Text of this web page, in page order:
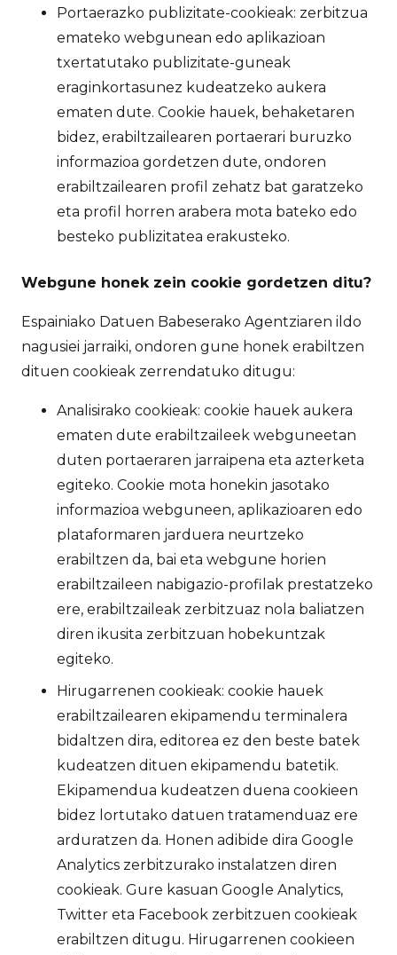
Portaerazko publizitate-cookieak: zerbitzua
emateko webgunean edo aplikazioan
txertatutako publizitate-guneak
eraginkortasunez kudeatzeko aukera
ematen dute. Cookie hauek, behaketaren
bidez, erabiltzailearen portaerari buruzko
informazioa gordetzen dute, ondoren
erabiltzailearen profil zehatz bat garatzeko
eta profil horren arabera mota bateko edo
besteko publizitatea erakusteko.
Webgune honek zein cookie gordetzen ditu?
Espainiako Datuen Babeserako Agentziaren ildo
nagusiei jarraiki, ondoren gune honek erabiltzen
dituen cookieak zerrendatuko ditugu:
Analisirako cookieak: cookie hauek aukera
ematen dute erabiltzaileek webguneetan
duten portaeraren jarraipena eta azterketa
egiteko. Cookie mota honekin jasotako
informazioa webguneen, aplikazioaren edo
plataformaren jarduera neurtzeko
erabiltzen da, bai eta webgune horien
erabiltzaileen nabigazio-profilak prestatzeko
ere, erabiltzaileak zerbitzuaz nola baliatzen
diren ikusita zerbitzuan hobekuntzak
egiteko.
Hirugarrenen cookieak: cookie hauek
erabiltzailearen ekipamendu terminalera
bidaltzen dira, editorea ez den beste batek
kudeatzen dituen ekipamendu batetik.
Ekipamendua kudeatzen duena cookieen
bidez lortutako datuen tratamenduaz ere
arduratzen da. Honen adibide dira Google
Analytics zerbitzurako instalatzen diren
cookieak. Gure kasuan Google Analytics,
Twitter eta Facebook zerbitzuen cookieak
erabiltzen ditugu. Hirugarrenen cookieen